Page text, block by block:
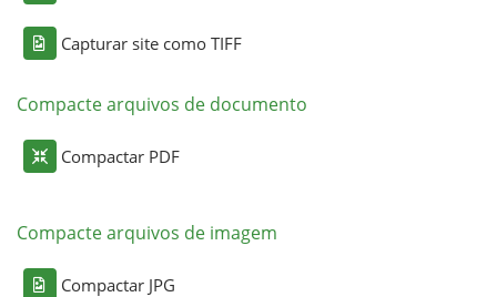
Capturar site como TIFF
Compacte arquivos de documento
Compactar PDF
Compacte arquivos de imagem
Compactar JPG